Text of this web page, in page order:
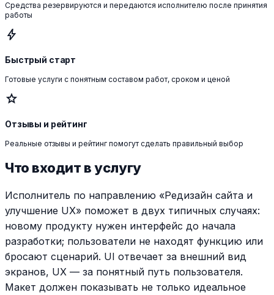
Средства резервируются и передаются исполнителю после принятия
работы
bolt
Быстрый старт
Готовые услуги с понятным составом работ, сроком и ценой
star
Отзывы и рейтинг
Реальные отзывы и рейтинг помогут сделать правильный выбор
Что входит в услугу
Исполнитель по направлению «Редизайн сайта и
улучшение UX» поможет в двух типичных случаях:
новому продукту нужен интерфейс до начала
разработки; пользователи не находят функцию или
бросают сценарий. UI отвечает за внешний вид
экранов, UX — за понятный путь пользователя.
Макет должен показывать не только идеальное